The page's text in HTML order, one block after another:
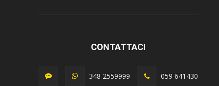
CONTATTACI
348 2559999 059 641430